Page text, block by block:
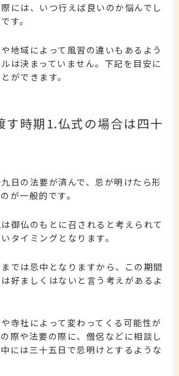
には、いつ行えば良いのか悩んでし
す。
地域によって風習の違いもあるよう
は決まっていません。下記を目安に
ができます。
す時期1.仏式の場合は四十
日の法要が済んで、忌が明けたら形
が一般的です。
御仏のもとに召されると考えられて
タイミングとなります。
では忌中となりますから、この期間
好ましくはないと言う考えがあるよ
寺社によって変わってくる可能性が
際や法要の際に、僧侶などに相談し
には三十五日で忌明けとするような